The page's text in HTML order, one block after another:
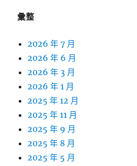
彙整
2026 年 7 月
2026 年 6 月
2026 年 3 月
2026 年 1 月
2025 年 12 月
2025 年 11 月
2025 年 9 月
2025 年 8 月
2025 年 5 月